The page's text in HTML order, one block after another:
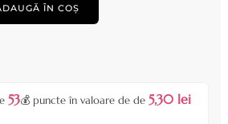
ÎN COȘ
53💰 puncte în valoare de de 5,30 lei